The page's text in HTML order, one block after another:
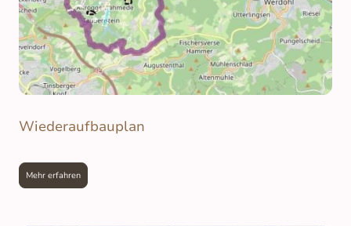
Wiederaufbauplan
Mehr erfahren